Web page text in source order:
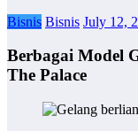
Bisnis Bisnis July 12,
Berbagai Model
The Palace